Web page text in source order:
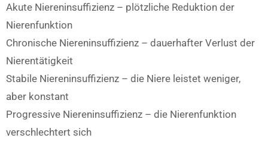
Akute Niereninsuffizienz – plötzliche Reduktion der
Nierenfunktion
Chronische Niereninsuffizienz – dauerhafter Verlust der
Nierentätigkeit
Stabile Niereninsuffizienz – die Niere leistet weniger,
aber konstant
Progressive Niereninsuffizienz – die Nierenfunktion
verschlechtert sich